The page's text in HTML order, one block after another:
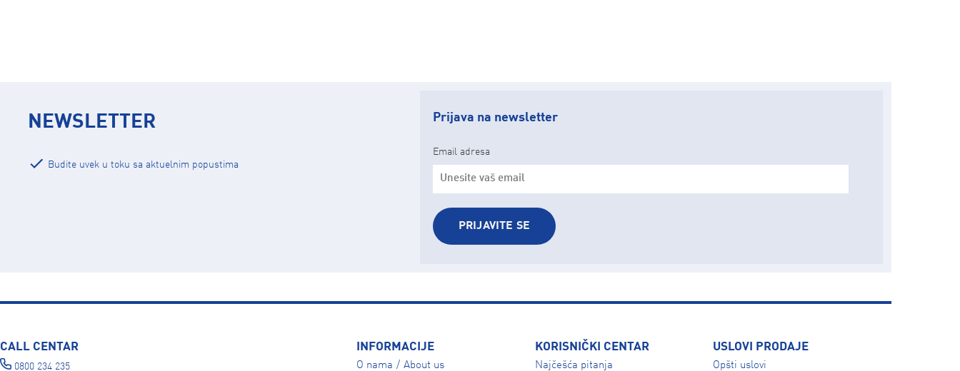
NEWSLETTER
Budite uvek u toku sa aktuelnim popustima
Prijava na newsletter
Email adresa
PRIJAVITE SE
CALL CENTAR
0800 234 235
INFORMACIJE
O nama / About us
KORISNIČKI CENTAR
Najčešća pitanja
USLOVI PRODAJE
Opšti uslovi